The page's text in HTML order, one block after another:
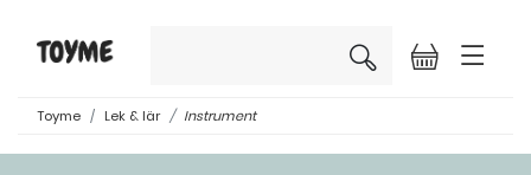
×
Toyme Lek & lär Instrument